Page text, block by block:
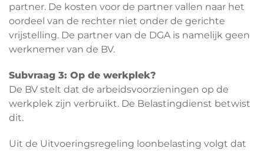
partner. De kosten voor de partner vallen naar het
oordeel van de rechter niet onder de gerichte
vrijstelling. De partner van de DGA is namelijk geen
werknemer van de BV.
Subvraag 3: Op de werkplek?
De BV stelt dat de arbeidsvoorzieningen op de
werkplek zijn verbruikt. De Belastingdienst betwist
dit.
Uit de Uitvoeringsregeling loonbelasting volgt dat